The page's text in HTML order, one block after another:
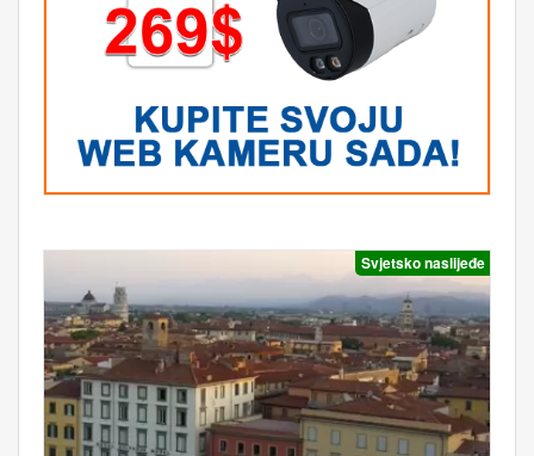
Svjetsko naslijeđe